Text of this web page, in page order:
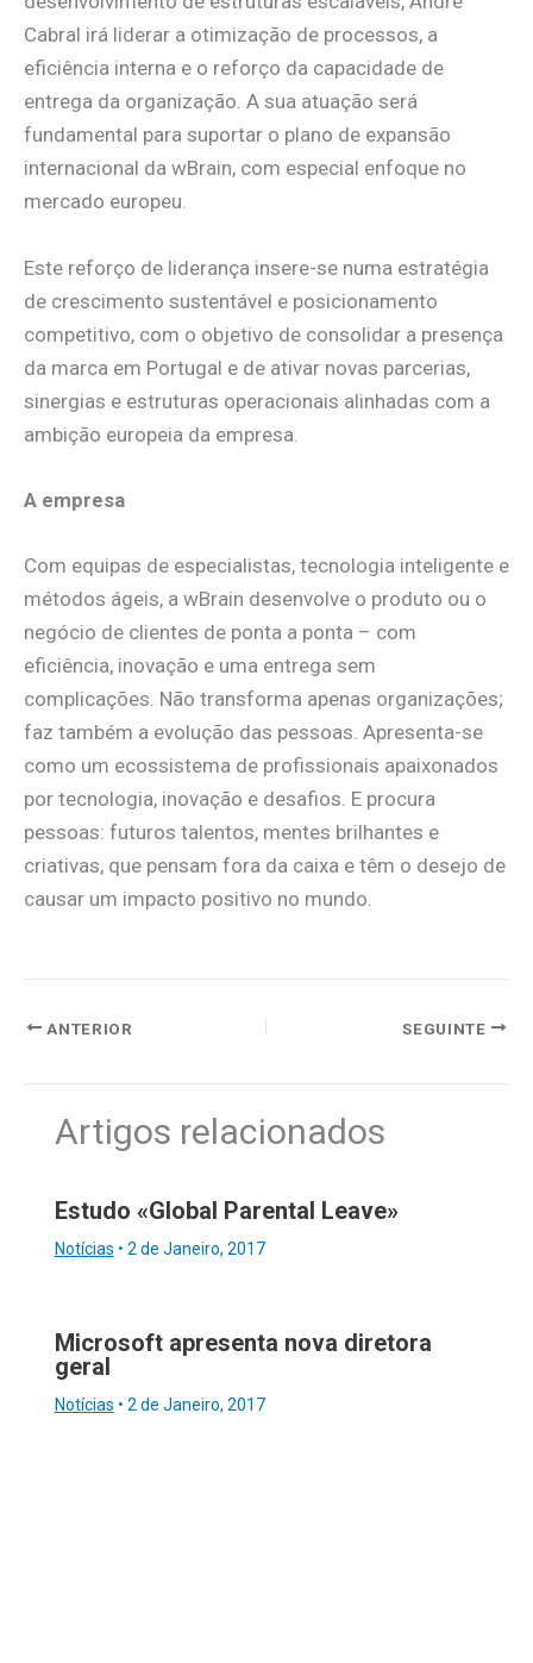
Cabral irá liderar a otimização de processos, a
eficiência interna e o reforço da capacidade de
entrega da organização. A sua atuação será
fundamental para suportar o plano de expansão
internacional da wBrain, com especial enfoque no
mercado europeu.
Este reforço de liderança insere-se numa estratégia
de crescimento sustentável e posicionamento
competitivo, com o objetivo de consolidar a presença
da marca em Portugal e de ativar novas parcerias,
sinergias e estruturas operacionais alinhadas com a
ambição europeia da empresa.
A empresa
Com equipas de especialistas, tecnologia inteligente e
métodos ágeis, a wBrain desenvolve o produto ou o
negócio de clientes de ponta a ponta – com
eficiência, inovação e uma entrega sem
complicações. Não transforma apenas organizações;
faz também a evolução das pessoas. Apresenta-se
como um ecossistema de profissionais apaixonados
por tecnologia, inovação e desafios. E procura
pessoas: futuros talentos, mentes brilhantes e
criativas, que pensam fora da caixa e têm o desejo de
causar um impacto positivo no mundo.
ANTERIOR SEGUINTE
Artigos relacionados
Estudo «Global Parental Leave»
Notícias • 2 de Janeiro, 2017
Microsoft apresenta nova diretora
geral
Notícias • 2 de Janeiro, 2017